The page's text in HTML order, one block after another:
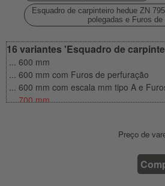
Esquadro de carpinteiro hedue ZN
polegadas e Furos de
16 variantes 'Esquadro de
... 600 mm
... 600 mm com Furos de perfuração
... 600 mm com escala mm tipo A e
... 700 mm
... 700 mm com escala mm tipo A e
... 800 mm com escala mm tipo A e
Esquadro de carpinteiro ZN 800 mm
Preço de